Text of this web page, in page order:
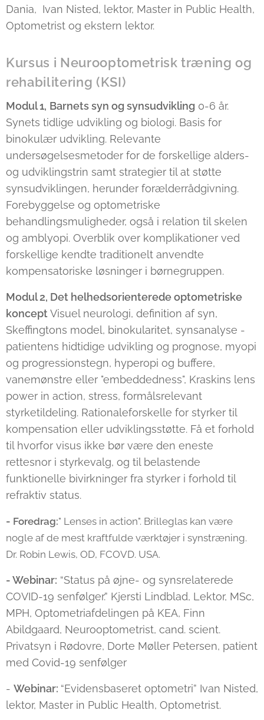
Dania, Ivan Nisted, lektor, Master in Public Health,
Optometrist og ekstern lektor.
Kursus i Neurooptometrisk træning og
rehabilitering (KSI)
Modul 1, Barnets syn og synsudvikling 0-6 år.
Synets tidlige udvikling og biologi. Basis for
binokulær udvikling. Relevante
undersøgelsesmetoder for de forskellige alders-
og udviklingstrin samt strategier til at støtte
synsudviklingen, herunder forælderrådgivning.
Forebyggelse og optometriske
behandlingsmuligheder, også i relation til skelen
og amblyopi. Overblik over komplikationer ved
forskellige kendte traditionelt anvendte
kompensatoriske løsninger i børnegruppen.
Modul 2, Det helhedsorienterede optometriske
konceptVisuel neurologi, definition af syn,
Skeffingtons model, binokularitet, synsanalyse -
patientens hidtidige udvikling og prognose, myopi
og progressionstegn, hyperopi og buffere,
vanemønstre eller "embeddedness", Kraskins lens
power in action, stress, formålsrelevant
styrketildeling. Rationaleforskelle for styrker til
kompensation eller udviklingsstøtte. Få et forhold
til hvorfor visus ikke bør være den eneste
rettesnor i styrkevalg, og til belastende
funktionelle bivirkninger fra styrker i forhold til
refraktiv status.
- Foredrag:" Lenses in action". Brilleglas kan være
nogle af de mest kraftfulde værktøjer i synstræning.
Dr. Robin Lewis, OD, FCOVD. USA.
- Webinar: “Status på øjne- og synsrelaterede
COVID-19 senfølger.” Kjersti Lindblad, Lektor, MSc,
MPH, Optometriafdelingen på KEA, Finn
Abildgaard, Neurooptometrist, cand. scient.
Privatsyn i Rødovre, Dorte Møller Petersen, patient
med Covid-19 senfølger
- Webinar: “Evidensbaseret optometri” Ivan Nisted,
lektor, Master in Public Health, Optometrist.